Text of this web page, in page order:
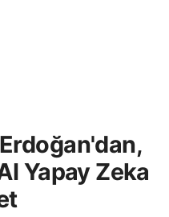
Yapay Zeka